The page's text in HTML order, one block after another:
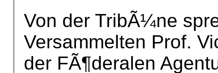
Von der TribÃ¼ne
Versammelten Prof.
der FÃ¶deralen